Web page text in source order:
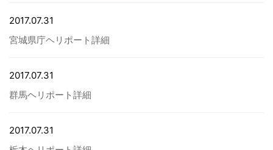
お問い合わせ
病院関係者の方
2017.07.31
宮城県庁ヘリポート詳細
2017.07.31
群馬ヘリポート詳細
2017.07.31